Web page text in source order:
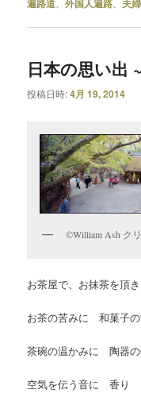
遍路道 、外国人遍路 、夫
日本の思い出
投稿日時:4月 19, 2014
©William Ash ク
お茶屋で、お抹茶を頂
お茶の苦みに 和菓子
茶碗の温かみに 陶器
空気を伝う音に 香り